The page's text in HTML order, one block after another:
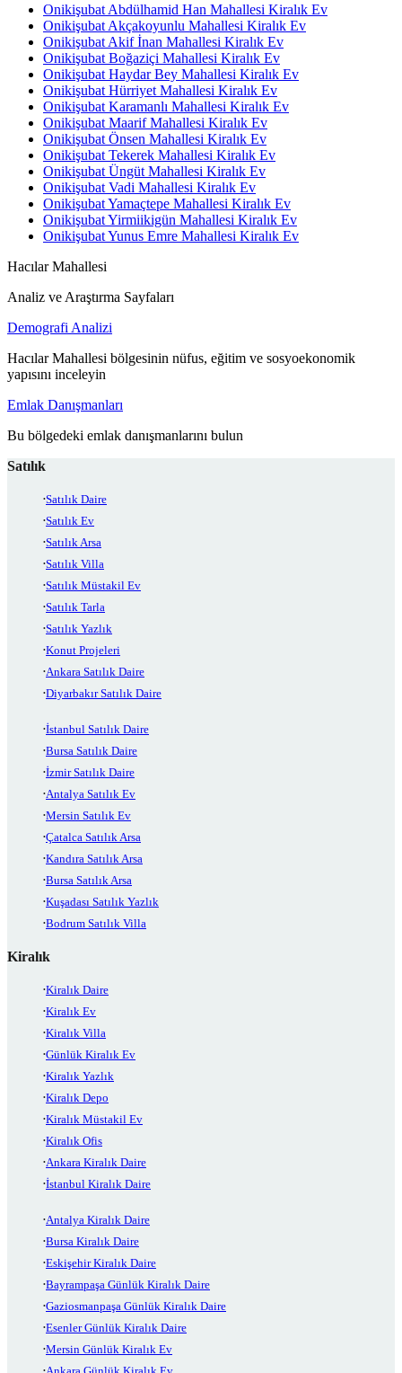
Onikişubat Abdülhamid Han Mahallesi Kiralık Ev
Onikişubat Akçakoyunlu Mahallesi Kiralık Ev
Onikişubat Akif İnan Mahallesi Kiralık Ev
Onikişubat Boğaziçi Mahallesi Kiralık Ev
Onikişubat Haydar Bey Mahallesi Kiralık Ev
Onikişubat Hürriyet Mahallesi Kiralık Ev
Onikişubat Karamanlı Mahallesi Kiralık Ev
Onikişubat Maarif Mahallesi Kiralık Ev
Onikişubat Önsen Mahallesi Kiralık Ev
Onikişubat Tekerek Mahallesi Kiralık Ev
Onikişubat Üngüt Mahallesi Kiralık Ev
Onikişubat Vadi Mahallesi Kiralık Ev
Onikişubat Yamaçtepe Mahallesi Kiralık Ev
Onikişubat Yirmiikigün Mahallesi Kiralık Ev
Onikişubat Yunus Emre Mahallesi Kiralık Ev
Hacılar Mahallesi
Analiz ve Araştırma Sayfaları
Demografi Analizi
Hacılar Mahallesi bölgesinin nüfus, eğitim ve sosyoekonomik
yapısını inceleyin
Emlak Danışmanları
Bu bölgedeki emlak danışmanlarını bulun
Satılık
Satılık Daire
Satılık Ev
Satılık Arsa
Satılık Villa
Satılık Müstakil Ev
Satılık Tarla
Satılık Yazlık
Konut Projeleri
Ankara Satılık Daire
Diyarbakır Satılık Daire
İstanbul Satılık Daire
Bursa Satılık Daire
İzmir Satılık Daire
Antalya Satılık Ev
Mersin Satılık Ev
Çatalca Satılık Arsa
Kandıra Satılık Arsa
Bursa Satılık Arsa
Kuşadası Satılık Yazlık
Bodrum Satılık Villa
Kiralık
Kiralık Daire
Kiralık Ev
Kiralık Villa
Günlük Kiralık Ev
Kiralık Yazlık
Kiralık Depo
Kiralık Müstakil Ev
Kiralık Ofis
Ankara Kiralık Daire
İstanbul Kiralık Daire
Antalya Kiralık Daire
Bursa Kiralık Daire
Eskişehir Kiralık Daire
Bayrampaşa Günlük Kiralık Daire
Gaziosmanpaşa Günlük Kiralık Daire
Esenler Günlük Kiralık Daire
Mersin Günlük Kiralık Ev